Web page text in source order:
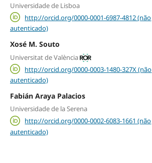
Universidade de Lisboa
http://orcid.org/0000-0001-6987-4812 (não
autenticado)
Xosé M. Souto
Universitat de València
http://orcid.org/0000-0003-1480-327X (não
autenticado)
Fabián Araya Palacios
Universidade de la Serena
http://orcid.org/0000-0002-6083-1661 (não
autenticado)